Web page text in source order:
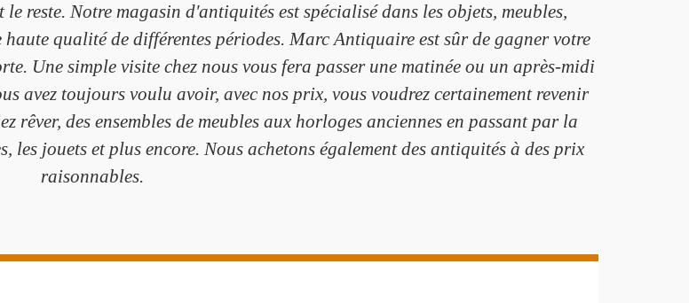
reste. Notre magasin d'antiquités est spécialisé dans les objets, meubles,
qualité de différentes périodes. Marc Antiquaire est sûr de gagner votre
Une simple visite chez nous vous fera passer une matinée ou un après-midi
avez toujours voulu avoir, avec nos prix, vous voudrez certainement revenir
rêver, des ensembles de meubles aux horloges anciennes en passant par la
les jouets et plus encore. Nous achetons également des antiquités à des prix
raisonnables.